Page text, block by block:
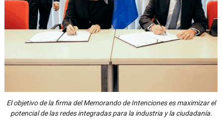
El objetivo de la firma del Memorando de Intenciones es maximizar el
potencial de las redes integradas para la industria y la ciudadanía.